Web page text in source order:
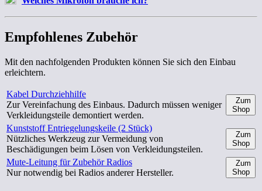
Empfohlenes Zubehör
Mit den nachfolgenden Produkten können Sie sich den Einbau
erleichtern.
Kabel Durchziehhilfe
Zur Vereinfachung des Einbaus. Dadurch müssen weniger
Verkleidungsteile demontiert werden.
Zum
Shop
Kunststoff Entriegelungskeile (2 Stück)
Nützliches Werkzeug zur Vermeidung von
Beschädigungen beim Lösen von Verkleidungsteilen.
Zum
Shop
Mute-Leitung für Zubehör Radios
Nur notwendig bei Radios anderer Hersteller.
Zum
Shop